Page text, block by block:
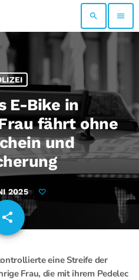
search menu
E-Bike in
fährt ohne
und
2025
share
email
eine Streife der
Frau, die mit ihrem Pedelec